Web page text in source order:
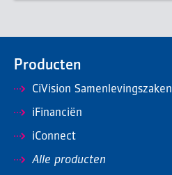
Producten
CiVision Samenlevingszaken
iFinanciën
iConnect
Alle producten